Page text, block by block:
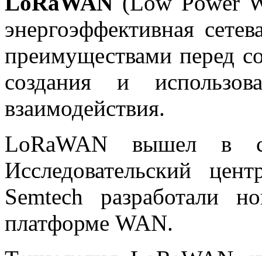
энергоэффективная
преимуществами перед
создания и
взаимодействия.
LoRaWAN вышел в
Исследовательский
Semtech разработали
платформе WAN.